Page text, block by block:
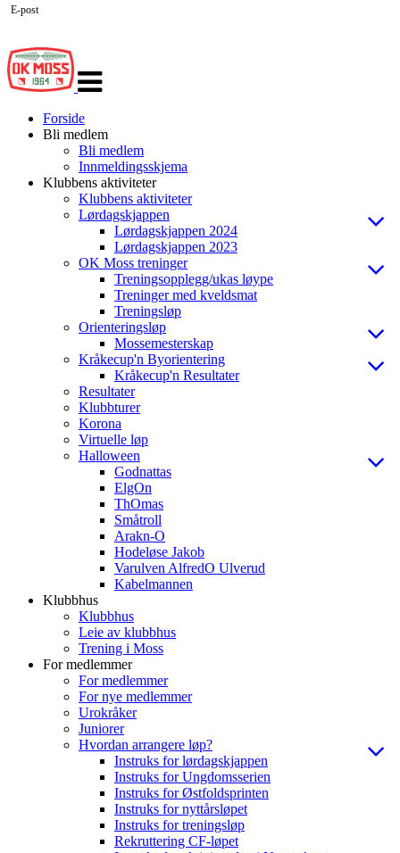
navigasjon
Forside
Bli medlem
Bli medlem
Innmeldingsskjema
Klubbens aktiviteter
Klubbens aktiviteter
Lørdagskjappen
Lørdagskjappen 2024
Lørdagskjappen 2023
OK Moss treninger
Treningsopplegg/ukas løype
Treninger med kveldsmat
Treningsløp
Orienteringsløp
Mossemesterskap
Kråkecup'n Byorientering
Kråkecup'n Resultater
Resultater
Klubbturer
Korona
Virtuelle løp
Halloween
Godnattas
ElgOn
ThOmas
Småtroll
Arakn-O
Hodeløse Jakob
Varulven AlfredO Ulverud
Kabelmannen
Klubbhus
Klubbhus
Leie av klubbhus
Trening i Moss
For medlemmer
For medlemmer
For nye medlemmer
Urokråker
Juniorer
Hvordan arrangere løp?
Instruks for lørdagskjappen
Instruks for Ungdomsserien
Instruks for Østfoldsprinten
Instruks for nyttårsløpet
Instruks for treningsløp
Rekruttering CF-løpet
E-post